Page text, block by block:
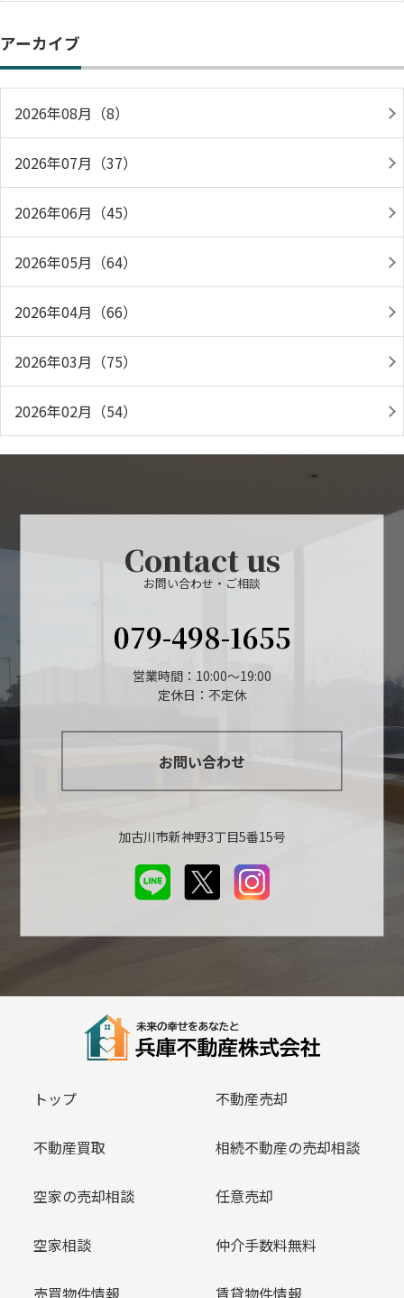
アーカイブ
2026年08月（8）
2026年07月（37）
2026年06月（45）
2026年05月（64）
2026年04月（66）
2026年03月（75）
2026年02月（54）
Contact us
お問い合わせ・ご相談
079-498-1655
営業時間：10:00～19:00
定休日：不定休
お問い合わせ
加古川市新神野3丁目5番15号
トップ 不動産売却
不動産買取 相続不動産の売却相談
空家の売却相談 任意売却
空家相談 仲介手数料無料